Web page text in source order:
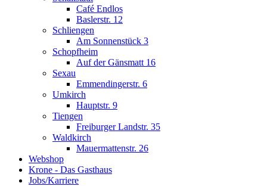
Café Endlos
Baslerstr. 12
Schliengen
Am Sonnenstück 3
Schopfheim
Auf der Gänsmatt 16
Sexau
Emmendingerstr. 6
Umkirch
Hauptstr. 9
Tiengen
Freiburger Landstr. 35
Waldkirch
Mauermattenstr. 26
Webshop
Krone - Das Gasthaus
Jobs/Karriere